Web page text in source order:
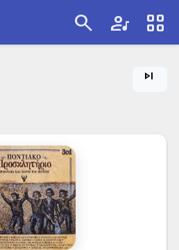
search artist view_cozy
skip_next